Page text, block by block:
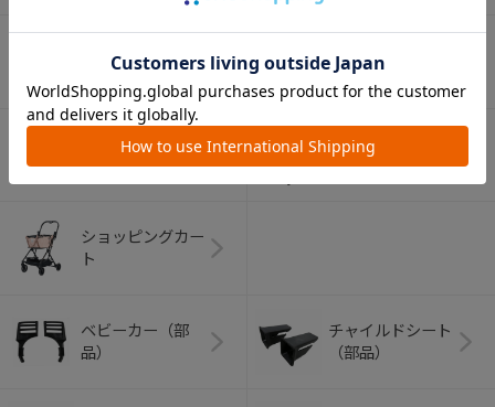
（お口のケア）
ベビートイ
アウトドアグッズ
（ヘルメット）
ペット用品
ショッピングカー
ト
ベビーカー（部
品）
チャイルドシート
（部品）